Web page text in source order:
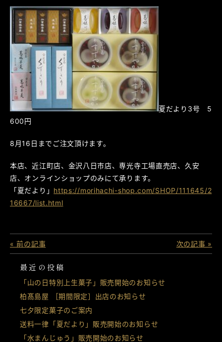
最近の投稿
「山の日特別上生菓子」販売開始のお知らせ
柏髙島屋 ［期間限定］出店のお知らせ
七夕限定菓子のご案内
送料一律「夏だより」販売開始のお知らせ
「水まんじゅう」販売開始のお知らせ
夏だより3号 5
600円
8月16日までご注文頂けます。
本店、近江町店、金沢八日市店、専光寺工場直売店、久安
店、オンラインショップのみにて承ります。
「夏だより」 https://morihachi-shop.com/SHOP/111645/2
16667/list.html
« 前の記事 次の記事 »